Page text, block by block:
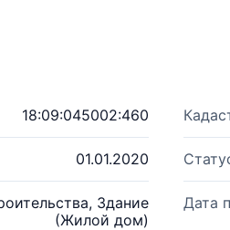
18:09:045002:460
01.01.2020
Здание
(Жилой дом)
Дата